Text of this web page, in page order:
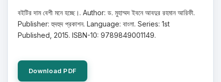
বইটির দাম বেশী মনে হচ্ছে।. Author: ড. মুহাম্মদ ইবনে আবদুর রহমান আরিফী.
Publisher: হুদহুদ প্রকাশন. Language: বাংলা. Series: 1st
Published, 2015. ISBN-10: 9789849001149.
Download PDF